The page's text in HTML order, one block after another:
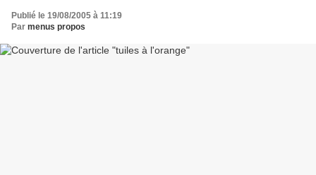
Publié le 19/08/2005 à 11:19
Par menus propos